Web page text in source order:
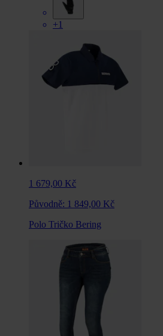
+1
1 679,00 Kč
Původně: 1 849,00 Kč
Polo Tričko Bering